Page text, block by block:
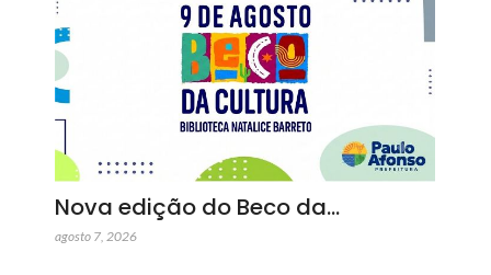
Nova edição do Beco da…
agosto 7, 2026